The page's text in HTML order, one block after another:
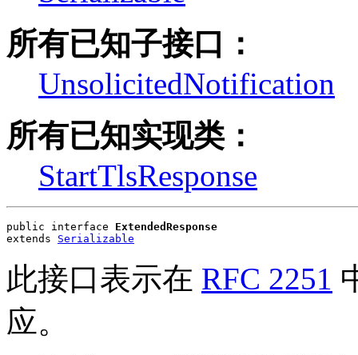
所有已知子接口：
UnsolicitedNotification
所有已知实现类：
StartTlsResponse
public interface ExtendedResponse
extends Serializable
此接口表示在 RFC 2251
应。